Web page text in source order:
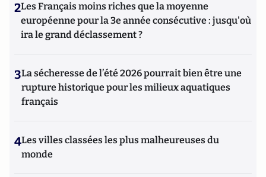
2Les Français moins riches que la moyenne
européenne pour la 3e année consécutive : jusqu'où
ira le grand déclassement ?
3La sécheresse de l’été 2026 pourrait bien être une
rupture historique pour les milieux aquatiques
français
4Les villes classées les plus malheureuses du
monde